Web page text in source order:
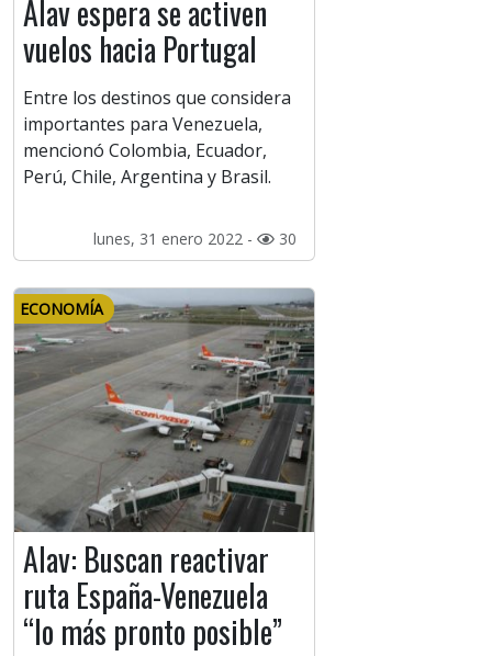
Alav espera se activen
vuelos hacia Portugal
Entre los destinos que considera
importantes para Venezuela,
mencionó Colombia, Ecuador,
Perú, Chile, Argentina y Brasil.
lunes, 31 enero 2022 - 30
ECONOMÍA
Alav: Buscan reactivar
ruta España-Venezuela
“lo más pronto posible”